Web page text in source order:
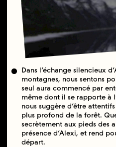
Dans l’échange silencieux
montagnes, nous sentons
seul aura commencé par
même dont il se rapporte à
nous suggère d’être
plus profond de la forêt.
secrètement aux pieds des
présence d’Alexi, et rend
départ.